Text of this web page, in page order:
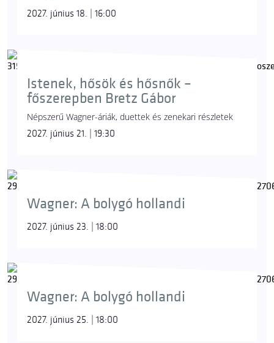
2027. június 18. | 16:00
Istenek, hősök és hősnők –
főszerepben Bretz Gábor
Népszerű Wagner-áriák, duettek és zenekari részletek
2027. június 21. | 19:30
Wagner: A bolygó hollandi
2027. június 23. | 18:00
Wagner: A bolygó hollandi
2027. június 25. | 18:00